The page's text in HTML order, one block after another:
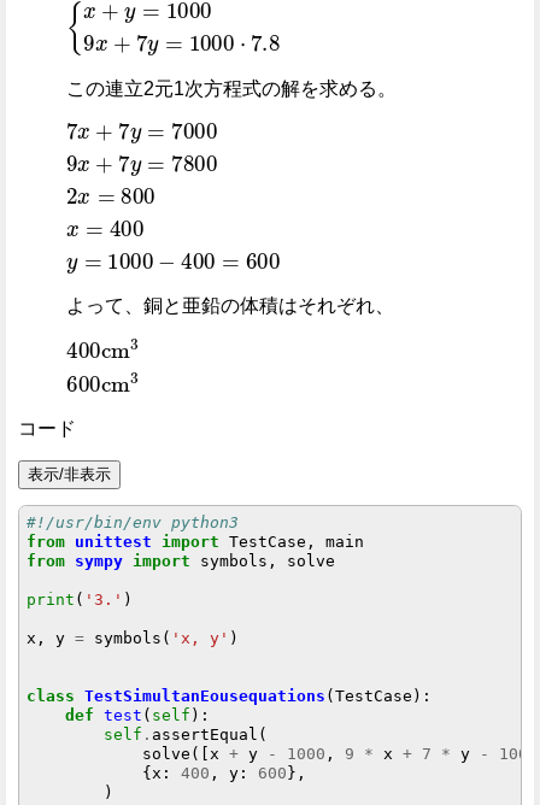
x+ y= 10009x+
この連立2元1次方程式の解を求める。
7 y=7000
400 600
よって、銅と亜鉛の体積はそれぞれ、
400cm
コード
表示/非表示
#!/usr/bin/env python3
from unittest import
from sympy import symbols, solve
print ( '3.' )
x, y = symbols( 'x, y' )
class TestSimultanEousequations (TestCase):
def
test ( self ):
self . assertEqual(
            solve([x
+ y - 1000 , 9 * x + 7 * y -
1000
            {x:
400 , y: 600 },
        )